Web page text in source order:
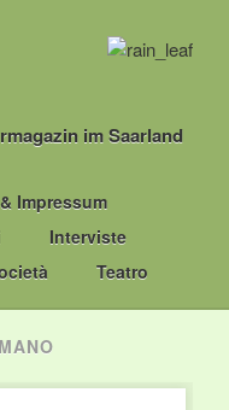
im Saarland
Impressum
Interviste
Teatro